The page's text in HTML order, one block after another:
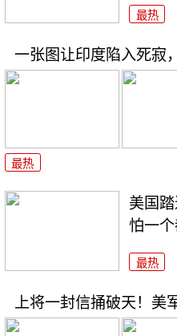
最热
一张图让印度陷入死寂
最热
美国
怕一
最热
上将一封信捅破天！美